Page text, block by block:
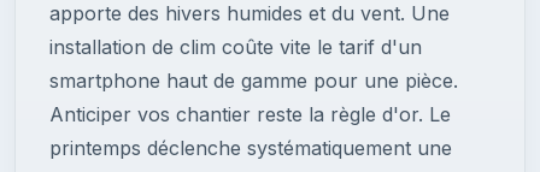
apporte des hivers humides et du vent. Une
installation de clim coûte vite le tarif d'un
smartphone haut de gamme pour une pièce.
Anticiper vos chantier reste la règle d'or. Le
printemps déclenche systématiquement une